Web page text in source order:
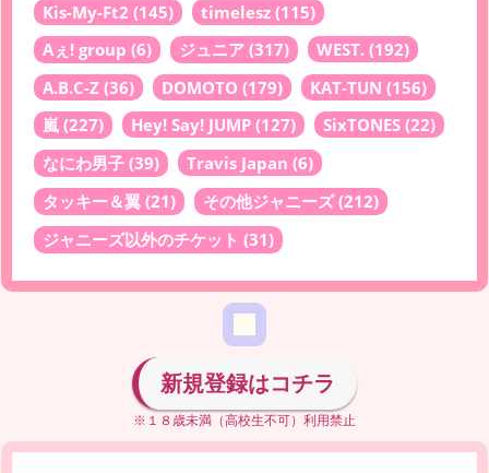
Kis-My-Ft2 (145) timelesz (115)
Aぇ! group (6) ジュニア (317) WEST. (192)
A.B.C-Z (36) DOMOTO (179) KAT-TUN (156)
嵐 (227) Hey! Say! JUMP (127) SixTONES (22)
なにわ男子 (39) Travis Japan (6)
タッキー＆翼 (21) その他ジャニーズ(212)
ジャニーズ以外のチケット (31)
新規登録はコチラ
※１８歳未満（高校生不可）利用禁止